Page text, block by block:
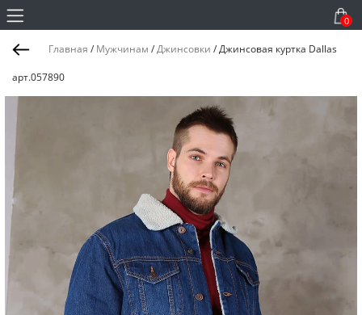
0
Главная / Мужчинам /Джинсовки /Джинсовая куртка Dallas
арт.057890